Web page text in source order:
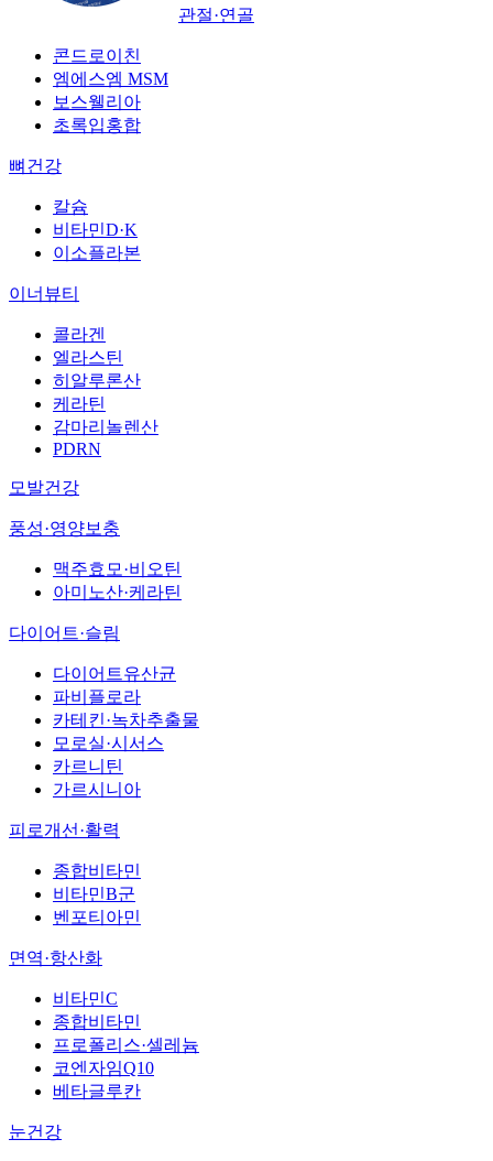
관절·연골
콘드로이친
엠에스엠 MSM
보스웰리아
초록입홍합
뼈건강
칼슘
비타민D·K
이소플라본
이너뷰티
콜라겐
엘라스틴
히알루론산
케라틴
감마리놀렌산
PDRN
모발건강
풍성·영양보충
맥주효모·비오틴
아미노산·케라틴
다이어트·슬림
다이어트유산균
파비플로라
카테킨·녹차추출물
모로실·시서스
카르니틴
가르시니아
피로개선·활력
종합비타민
비타민B군
벤포티아민
면역·항산화
비타민C
종합비타민
프로폴리스·셀레늄
코엔자임Q10
베타글루칸
눈건강